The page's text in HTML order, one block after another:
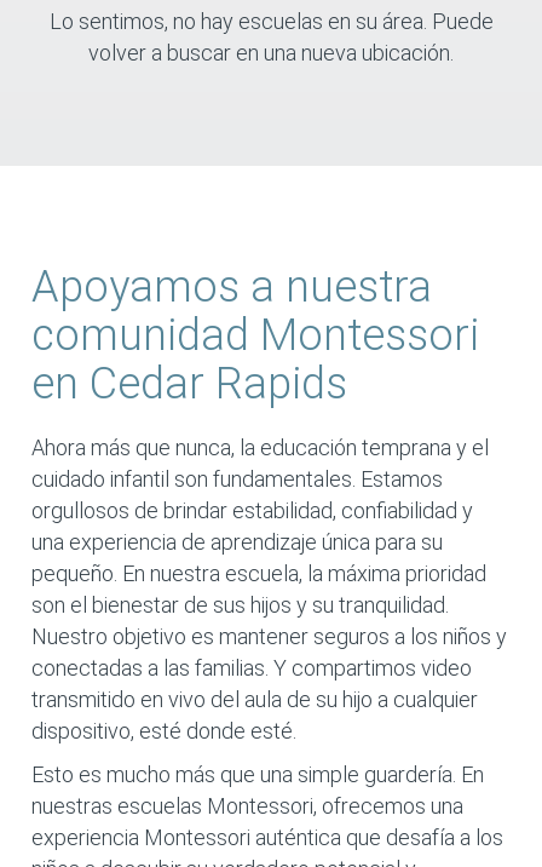
Lo sentimos, no hay escuelas en su área. Puede
volver a buscar en una nueva ubicación.
Apoyamos a nuestra
comunidad Montessori
en Cedar Rapids
Ahora más que nunca, la educación temprana y el
cuidado infantil son fundamentales. Estamos
orgullosos de brindar estabilidad, confiabilidad y
una experiencia de aprendizaje única para su
pequeño. En nuestra escuela, la máxima prioridad
son el bienestar de sus hijos y su tranquilidad.
Nuestro objetivo es mantener seguros a los niños y
conectadas a las familias. Y compartimos video
transmitido en vivo del aula de su hijo a cualquier
dispositivo, esté donde esté.
Esto es mucho más que una simple guardería. En
nuestras escuelas Montessori, ofrecemos una
experiencia Montessori auténtica que desafía a los